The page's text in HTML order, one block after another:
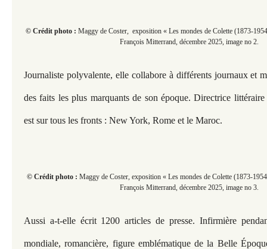
© Crédit photo : Maggy de Coster, exposition « Les mondes de Colette (1873-
François Mitterrand, décembre 2025, image no 2.
Journaliste polyvalente, elle collabore à différents journaux et
des faits les plus marquants de son époque. Directrice
est sur tous les fronts : New York, Rome et le Maroc.
© Crédit photo : Maggy de Coster, exposition « Les mondes de Colette (1873-
François Mitterrand, décembre 2025, image no 3.
Aussi a-t-elle écrit 1200 articles de presse. Infirmière
mondiale, romancière, figure emblématique de la Belle